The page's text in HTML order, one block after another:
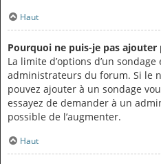
Haut
Pourquoi ne puis-je pas ajouter
La limite d’options d’un
administrateurs du forum. Si le
pouvez ajouter à un sondage
essayez de demander à un
possible de l’augmenter.
Haut